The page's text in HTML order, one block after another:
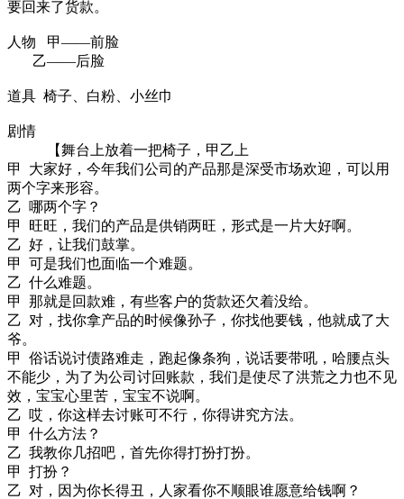
要回来了货款。
人物 甲——前脸
乙——后脸
道具 椅子、白粉、小丝巾
剧情
【舞台上放着一把椅子，甲乙上
甲
大家好，今年我们公司的产品那是深受市场欢迎，可以用
两个字来形容。
乙 哪两个字？
甲
旺旺，我们的产品是供销两旺，形式是一片大好啊。
乙 好，让我们鼓掌。
甲
可是我们也面临一个难题。
乙 什么难题。
甲
那就是回款难，有些客户的货款还欠着没给。
乙 对，找你拿产品的时候像孙子，你找他要钱，他就成了大
爷。
甲
俗话说讨债路难走 ， 跑起像条狗 ， 说话要带吼 ，哈腰点头
不能少，为了为公司讨回账款，我们是使尽了洪荒之力也不见
效，宝宝心里苦 ，宝宝不说啊。
乙 哎，你这样去讨账可不行，你得讲究方法。
甲
什么方法？
乙 我教你几招吧，首先你得打扮打扮。
甲
打扮？
乙 对，因为你长得丑，人家看你不顺眼谁愿意给钱啊？